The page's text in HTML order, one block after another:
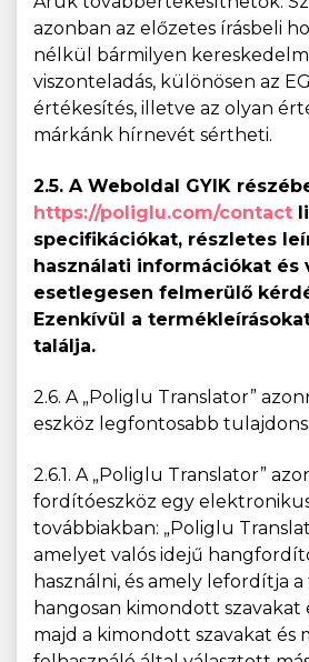
azonban az előzetes írásbeli
nélkül bármilyen
viszonteladás, különösen az
értékesítés, illetve az olyan
márkánk hírnevét sértheti.
2.5. A Weboldal GYIK
https://poliglu.com/contact
specifikációkat, részletes
használati információkat és
esetlegesen felmerülő
Ezenkívül a
találja.
2.6. A „Poliglu Translator”
eszköz legfontosabb
2.6.1. A „Poliglu Translator”
fordítóeszköz egy
továbbiakban: „Poliglu
amelyet valós idejű
használni, és amely lefordítja a
hangosan kimondott szavakat
majd a kimondott szavakat és